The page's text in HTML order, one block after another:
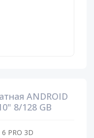
ANDROID
8/128 GB
6 PRO 3D